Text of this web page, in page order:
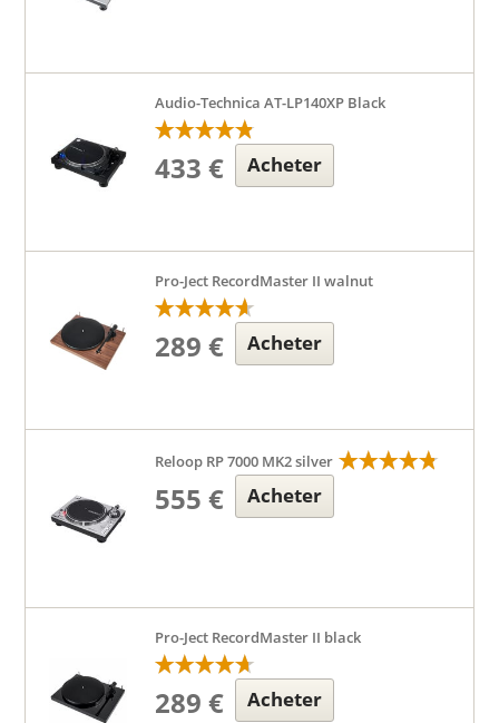
Audio-Technica AT-LP140XP Black
433 € Acheter
Pro-Ject RecordMaster II walnut
289 € Acheter
Reloop RP 7000 MK2 silver
555 € Acheter
Pro-Ject RecordMaster II black
289 € Acheter